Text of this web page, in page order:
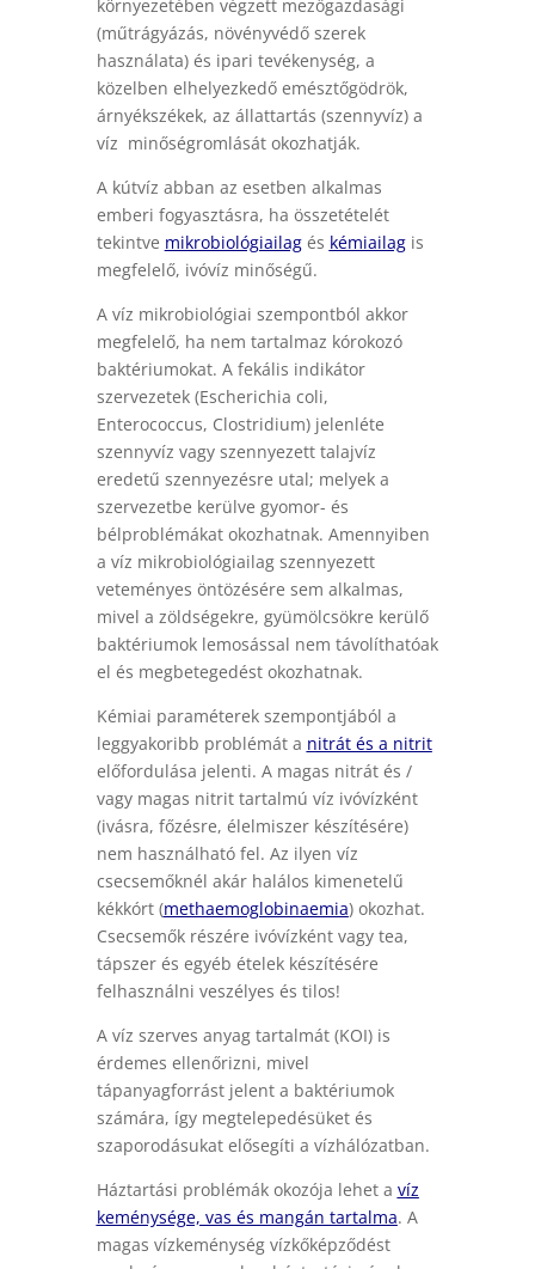
környezetében végzett mezőgazdasági
(műtrágyázás, növényvédő szerek
használata) és ipari tevékenység, a
közelben elhelyezkedő emésztőgödrök,
árnyékszékek, az állattartás (szennyvíz) a
víz minőségromlását okozhatják.
A kútvíz abban az esetben alkalmas
emberi fogyasztásra, ha összetételét
tekintve mikrobiológiailagés kémiailagis
megfelelő, ivóvíz minőségű.
A víz mikrobiológiai szempontból akkor
megfelelő, ha nem tartalmaz kórokozó
baktériumokat. A fekális indikátor
szervezetek (Escherichia coli,
Enterococcus, Clostridium) jelenléte
szennyvíz vagy szennyezett talajvíz
eredetű szennyezésre utal; melyek a
szervezetbe kerülve gyomor- és
bélproblémákat okozhatnak. Amennyiben
a víz mikrobiológiailag szennyezett
veteményes öntözésére sem alkalmas,
mivel a zöldségekre, gyümölcsökre kerülő
baktériumok lemosással nem távolíthatóak
el és megbetegedést okozhatnak.
Kémiai paraméterek szempontjából a
leggyakoribb problémát a nitrát és a nitrit
előfordulása jelenti. A magas nitrát és /
vagy magas nitrit tartalmú víz ivóvízként
(ivásra, főzésre, élelmiszer készítésére)
nem használható fel. Az ilyen víz
csecsemőknél akár halálos kimenetelű
kékkórt (methaemoglobinaemia) okozhat.
Csecsemők részére ivóvízként vagy tea,
tápszer és egyéb ételek készítésére
felhasználni veszélyes és tilos!
A víz szerves anyag tartalmát (KOI) is
érdemes ellenőrizni, mivel
tápanyagforrást jelent a baktériumok
számára, így megtelepedésüket és
szaporodásukat elősegíti a vízhálózatban.
Háztartási problémák okozója lehet a víz
keménysége, vas és mangán tartalma. A
magas vízkeménység vízkőképződést